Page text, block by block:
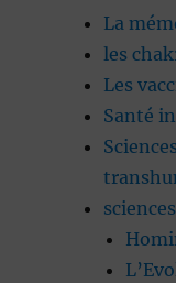
La
les
Les
Santé